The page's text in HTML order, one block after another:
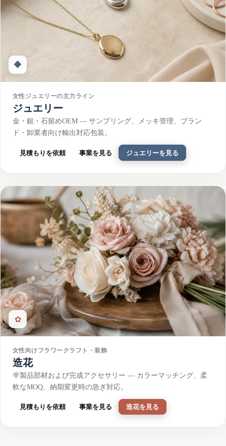
◆
女性ジュエリーの主力ライン
ジュエリー
金・銀・石留めOEM — サンプリング、メッキ管理、ブラン
ド・卸業者向け輸出対応包装。
見積もりを依頼 事業を見る ジュエリーを見る
✿
女性向けフラワークラフト・装飾
造花
半製品部材および完成アクセサリー — カラーマッチング、柔
軟なMOQ、納期変更時の急ぎ対応。
見積もりを依頼 事業を見る 造花を見る